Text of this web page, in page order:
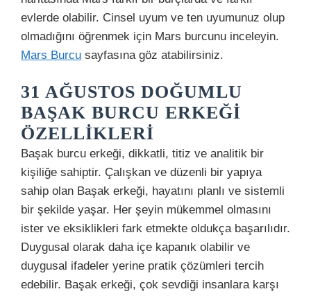
evlerde olabilir. Cinsel uyum ve ten uyumunuz olup
olmadığını öğrenmek için Mars burcunu inceleyin.
Mars Burcu sayfasına göz atabilirsiniz.
31 AĞUSTOS DOĞUMLU
BAŞAK BURCU ERKEĞI
ÖZELLIKLERI
Başak burcu erkeği, dikkatli, titiz ve analitik bir
kişiliğe sahiptir. Çalışkan ve düzenli bir yapıya
sahip olan Başak erkeği, hayatını planlı ve sistemli
bir şekilde yaşar. Her şeyin mükemmel olmasını
ister ve eksiklikleri fark etmekte oldukça başarılıdır.
Duygusal olarak daha içe kapanık olabilir ve
duygusal ifadeler yerine pratik çözümleri tercih
edebilir. Başak erkeği, çok sevdiği insanlara karşı